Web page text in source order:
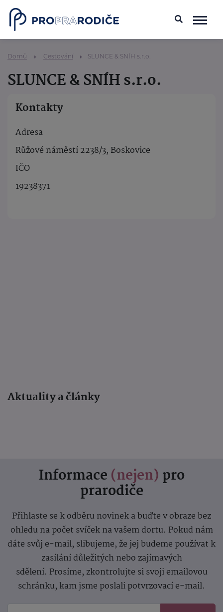
Domů Cestování SLUNCE & SNÍH s.r.o.
SLUNCE & SNÍH s.r.o.
Kontakty
Adresa
Růžové náměstí 2238/3, Boskovice
IČO
19238371
Aktuality a články
Informace (nejen) pro
prarodiče
Přihlaste se k odběru novinek a buďte v obraze bez
ohledu na počet svíček na vašem dortu. Pokud nám
dáte svůj e-mail, slibujeme, že jej budeme používat k
zasílání důležitých nebo zajímavých
sdělení. Prosíme, zkontrolujte si svoji emailovou
schránku, kam jsme poslali potvrzovací e-mail.